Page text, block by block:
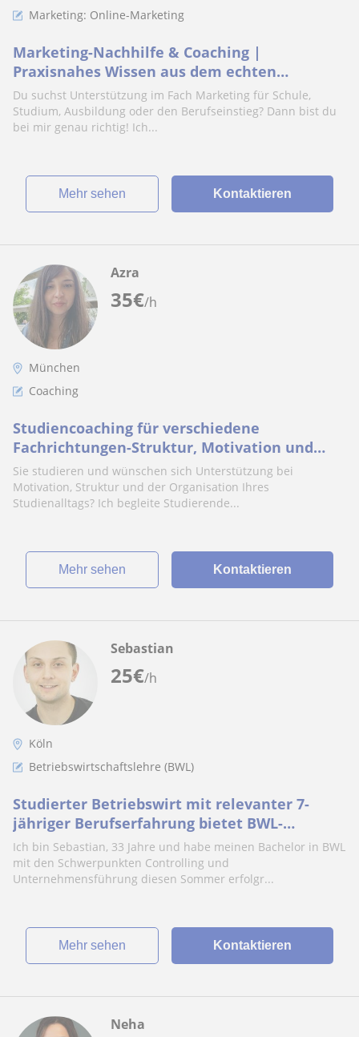
Marketing: Online-Marketing
Marketing-Nachhilfe & Coaching |
Praxisnahes Wissen aus dem echten
Marketing-Alltag oder theoretische
Grundlagen
Du suchst Unterstützung im Fach Marketing für Schule,
Studium, Ausbildung oder den Berufseinstieg? Dann bist du
bei mir genau richtig! Ich...
Mehr sehen Kontaktieren
35€/h
Azra
München
Coaching
Studiencoaching für verschiedene
Fachrichtungen-Struktur, Motivation und
Erfolg im Studium
Sie studieren und wünschen sich Unterstützung bei
Motivation, Struktur und der Organisation Ihres
Studienalltags? Ich begleite Studierende...
Mehr sehen Kontaktieren
25€/h
Sebastian
Köln
Betriebswirtschaftslehre (BWL)
Studierter Betriebswirt mit relevanter 7-
jähriger Berufserfahrung bietet BWL-
Nachhilfe für Erwachsene in Köln und remote
an.
Ich bin Sebastian, 33 Jahre und habe meinen Bachelor in BWL
mit den Schwerpunkten Controlling und
Unternehmensführung diesen Sommer erfolgr...
Mehr sehen Kontaktieren
Neha